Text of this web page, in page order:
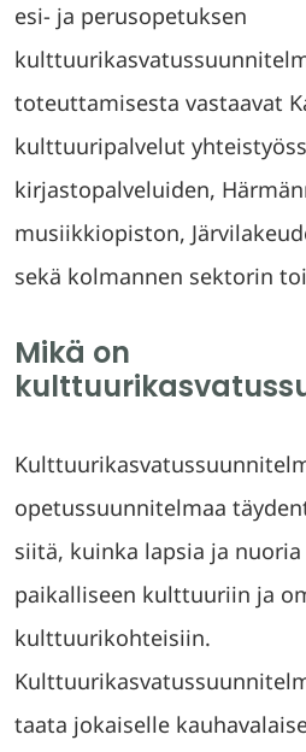
esi- ja perusopetuksen
toteuttamisesta vastaavat
kulttuuripalvelut
kirjastopalveluiden,
musiikkiopiston,
sekä kolmannen sektorin
Mikä on
opetussuunnitelmaa
siitä, kuinka lapsia ja
paikalliseen kulttuuriin ja
kulttuurikohteisiin.
taata jokaiselle